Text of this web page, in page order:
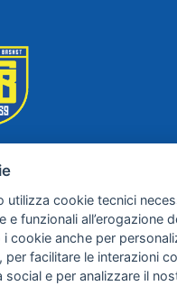
utilizza cookie tecnici
e funzionali all’erogazione
i cookie anche per
per facilitare le interazioni
social e per analizzare il
Basket